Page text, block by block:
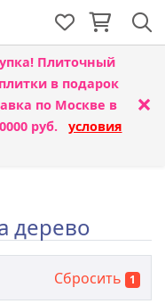
Плиточный
в подарок
по Москве в
руб. условия
×
дерево
Сбросить 1